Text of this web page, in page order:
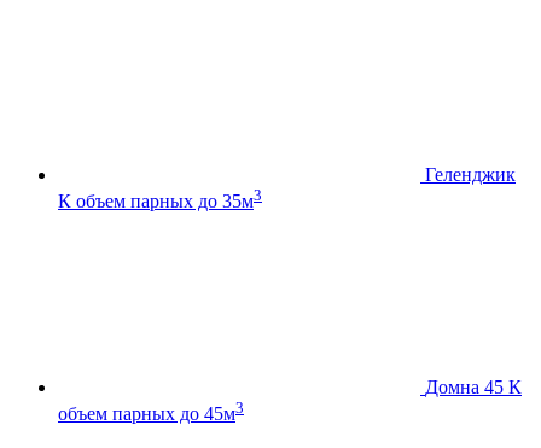
Геленджик
К объем парных до 35м3
Домна 45 К
объем парных до 45м3